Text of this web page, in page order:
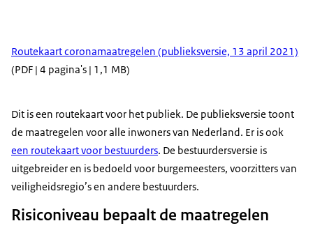
Routekaart coronamaatregelen (publieksversie, 13 april 2021)
(PDF | 4 pagina's | 1,1 MB)
Dit is een routekaart voor het publiek. De publieksversie toont
de maatregelen voor alle inwoners van Nederland. Er is ook
een routekaart voor bestuurders. De bestuurdersversie is
uitgebreider en is bedoeld voor burgemeesters, voorzitters van
veiligheidsregio’s en andere bestuurders.
Risiconiveau bepaalt de maatregelen